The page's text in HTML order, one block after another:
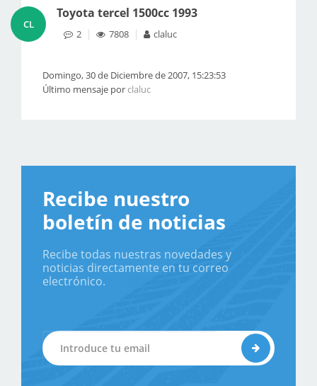
CL
Toyota tercel 1500cc 1993
2 7808 claluc
Domingo, 30 de Diciembre de 2007, 15:23:53
Último mensaje porclaluc
Recibe nuestro
boletín de noticias
Recibe todas nuestras novedades y
noticias directamente en tu correo
electrónico.